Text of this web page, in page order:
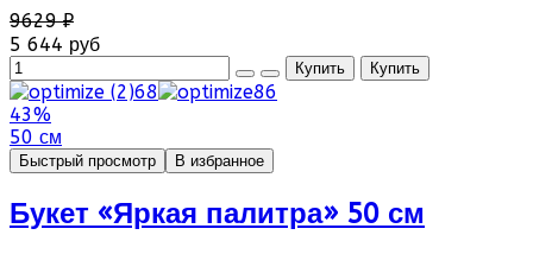
9629 ₽
5 644 руб
43%
50 см
Быстрый просмотр В избранное
Букет «Яркая палитра» 50 см